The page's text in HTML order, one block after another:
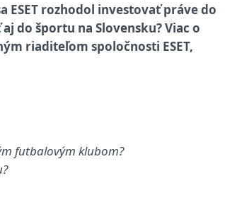
ESET rozhodol investovať práve do
do športu na Slovensku? Viac o
riaditeľom spoločnosti ESET,
futbalovým klubom?